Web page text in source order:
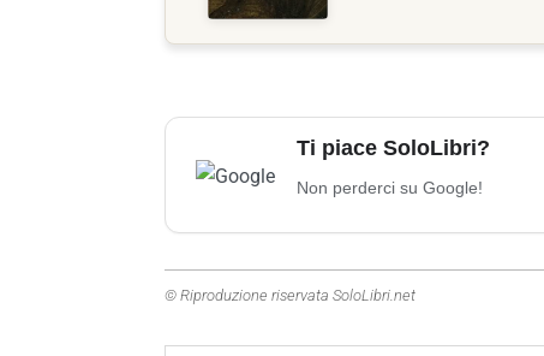
Ti piace SoloLibri?
Non perderci su Google!
© Riproduzione riservata SoloLibri.net